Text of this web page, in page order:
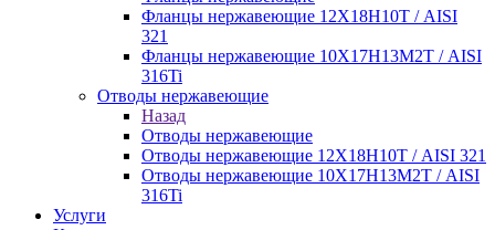
Фланцы нержавеющие 12Х18Н10Т / AISI
321
Фланцы нержавеющие 10Х17Н13М2Т / AISI
316Ti
Отводы нержавеющие
Назад
Отводы нержавеющие
Отводы нержавеющие 12Х18Н10Т / AISI 321
Отводы нержавеющие 10Х17Н13М2Т / AISI
316Ti
Услуги